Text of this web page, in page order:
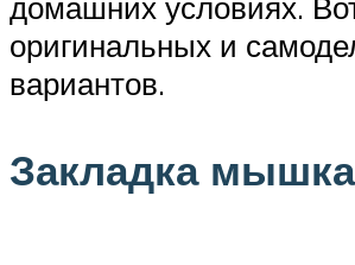
оригинальных и
вариантов.
Закладка мышка